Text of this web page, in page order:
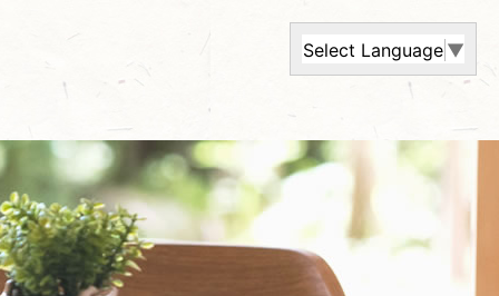
Select Language ▼